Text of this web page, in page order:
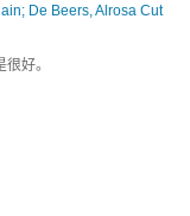
De Beers, Alrosa Cut
好。